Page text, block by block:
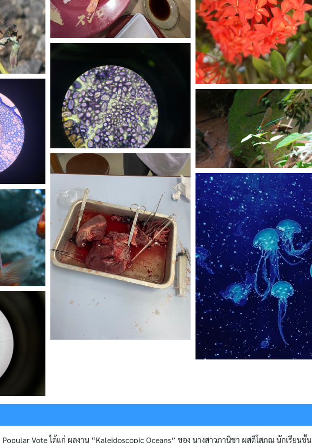
Popular Vote ได้แก่ ผลงาน “Kaleidoscopic Oceans” ของ นางสาวภานิชา ผุสดีโสภณ นักเรียนชั้น